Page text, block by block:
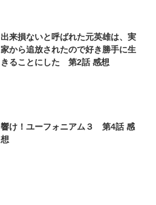
出来損ないと呼ばれた元英雄は、実
家から追放されたので好き勝手に生
きることにした 第2話 感想
響け！ユーフォニアム３ 第4話 感
想